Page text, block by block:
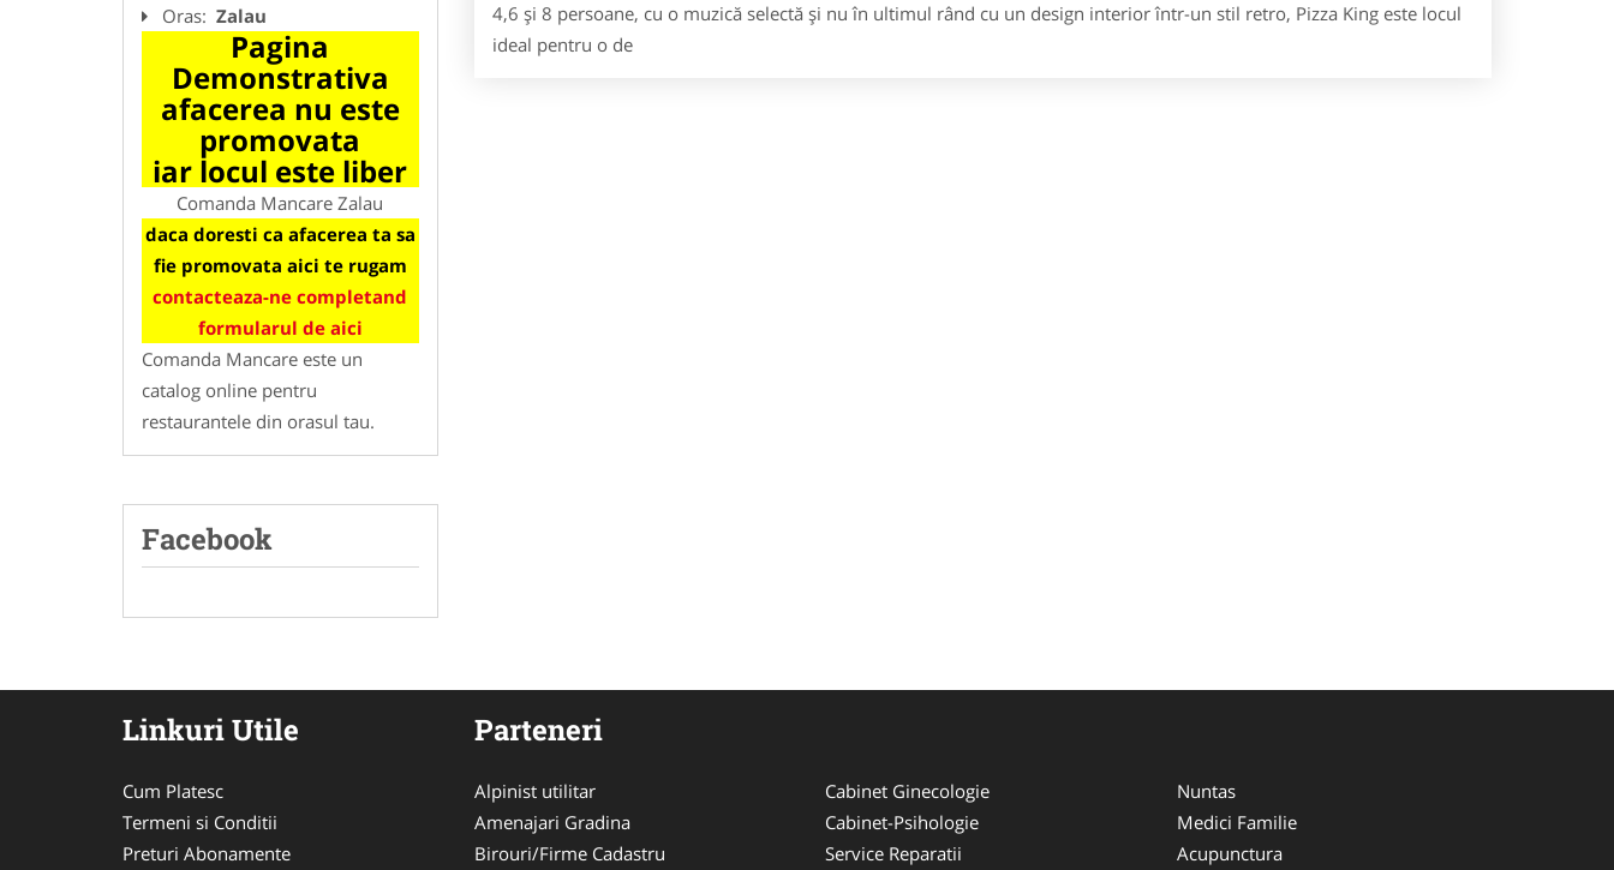
Oras: Zalau
Pagina
Demonstrativa
afacerea nu este
promovata
iar locul este liber
Comanda Mancare Zalau
daca doresti ca afacerea ta sa
fie promovata aici te rugam
contacteaza-ne completand
formularul de aici
Comanda Mancare este un
catalog online pentru
restaurantele din orasul tau.
Facebook
4,6 şi 8 persoane, cu o muzică selectă şi nu în ultimul rând cu un design interior într-un stil retro, Pizza King este locul
ideal pentru o de
Linkuri Utile
Cum Platesc
Termeni si Conditii
Preturi Abonamente
Parteneri
Alpinist utilitar
Amenajari Gradina
Birouri/Firme Cadastru
Cabinet Ginecologie
Cabinet-Psihologie
Service Reparatii
Nuntas
Medici Familie
Acupunctura